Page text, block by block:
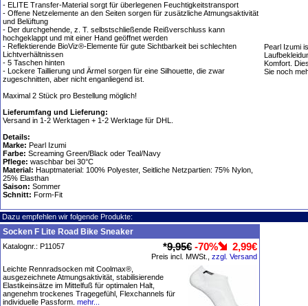
- ELITE Transfer-Material sorgt für überlegenen Feuchtigkeitstransport
- Offene Netzelemente an den Seiten sorgen für zusätzliche Atmungsaktivität
und Belüftung
- Der durchgehende, z. T. selbstschließende Reißverschluss kann
hochgeklappt und mit einer Hand geöffnet werden
- Reflektierende BioViz®-Elemente für gute Sichtbarkeit bei schlechten
Lichtverhältnissen
- 5 Taschen hinten
- Lockere Taillierung und Ärmel sorgen für eine Silhouette, die zwar
zugeschnitten, aber nicht enganliegend ist.
Maximal 2 Stück pro Bestellung möglich!
Lieferumfang und Lieferung:
Versand in 1-2 Werktagen + 1-2 Werktage für DHL.
Details:
Marke: Pearl Izumi
Farbe: Screaming Green/Black oder Teal/Navy
Pflege: waschbar bei 30°C
Material: Hauptmaterial: 100% Polyester, Seitliche Netzpartien: 75% Nylon,
25% Elasthan
Saison: Sommer
Schnitt: Form-Fit
Pearl Izumi
Komfort.
Sie noch
Dazu empfehlen wir folgende Produkte:
Socken F Lite Road Bike Sneaker
Katalognr.: P11057 *9,95€ -70% 2,99€
Preis incl. MWSt., zzgl. Versand
Leichte Rennradsocken mit Coolmax®,
ausgezeichnete Atmungsaktivität, stabilisierende
Elastikeinsätze im Mittelfuß für optimalen Halt,
angenehm trockenes Tragegefühl, Flexchannels für
individuelle Passform. mehr...